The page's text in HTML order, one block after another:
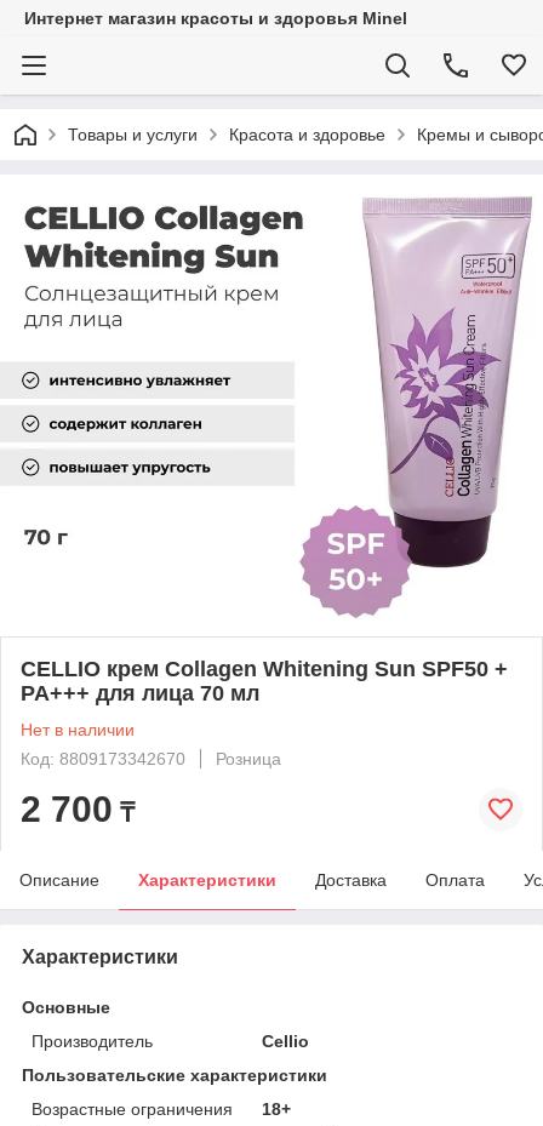
Интернет магазин красоты и здоровья Minel
Товары и услуги Красота и здоровье Кремы и
CELLIO крем Collagen Whitening Sun SPF50 +
PA+++ для лица 70 мл
Нет в наличии
Код: 8809173342670
Розница
2 700 ₸
Описание Характеристики Доставка Оплата
Характеристики
Основные
Производитель
Cellio
Пользовательские характеристики
Возрастные ограничения
18+